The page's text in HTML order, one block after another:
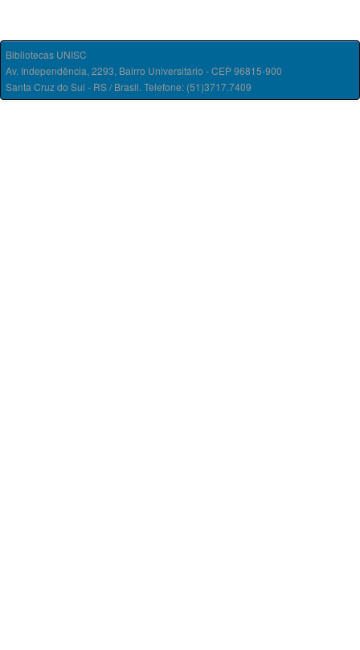
Bibliotecas UNISC
Av. Independência, 2293, Bairro Universitário - CEP 96815-900
Santa Cruz do Sul - RS / Brasil. Telefone: (51)3717.7409